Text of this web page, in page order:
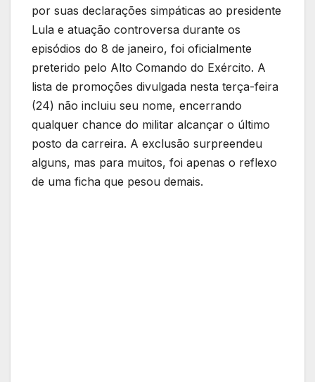
por suas declarações simpáticas ao presidente
Lula e atuação controversa durante os
episódios do 8 de janeiro, foi oficialmente
preterido pelo Alto Comando do Exército. A
lista de promoções divulgada nesta terça-feira
(24) não incluiu seu nome, encerrando
qualquer chance do militar alcançar o último
posto da carreira. A exclusão surpreendeu
alguns, mas para muitos, foi apenas o reflexo
de uma ficha que pesou demais.